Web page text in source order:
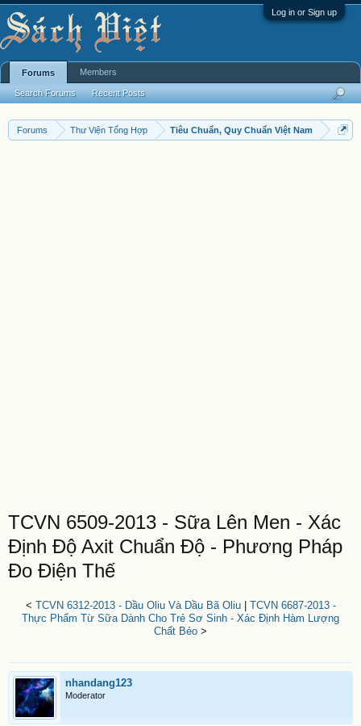
Log in or Sign up
Forums Thư Viện Tổng Hợp Tiêu Chuẩn, Quy Chuẩn Việt Nam
TCVN 6509-2013 - Sữa Lên Men - Xác
Định Độ Axit Chuẩn Độ - Phương Pháp
Đo Điện Thế
< TCVN 6312-2013 - Dầu Oliu Và Dầu Bã Oliu| TCVN 6687-2013 -
Thực Phẩm Từ Sữa Dành Cho Trẻ Sơ Sinh - Xác Định Hàm Lượng
Chất Béo >
nhandang123
Moderator
Forums
Search Forums Recent Posts
Members